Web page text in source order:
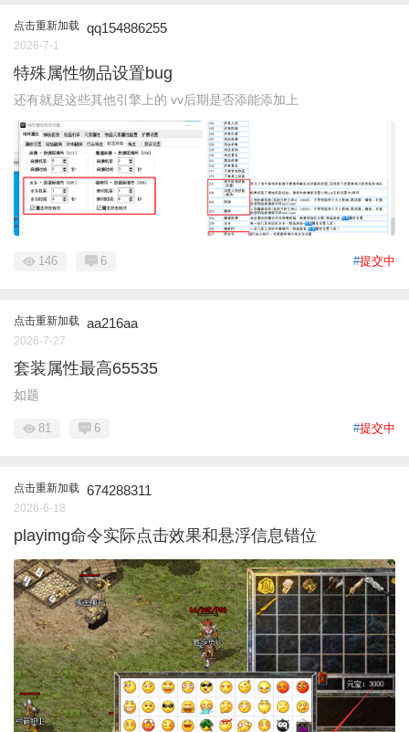
点击重新加载 qq154886255
2026-7-1
特殊属性物品设置bug
还有就是这些其他引擎上的 vv后期是否添能添加上
#提交中
146 6
点击重新加载 aa216aa
2026-7-27
套装属性最高65535
如题
#提交中
81 6
点击重新加载 674288311
2026-6-18
playimg命令实际点击效果和悬浮信息错位